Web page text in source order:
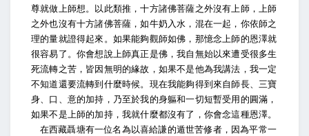
尊就做上師想。以此類推，十方諸佛菩薩之外沒有上師，上師
之外也沒有十方諸佛菩薩，如牛奶入水，混在一起，你依師之
理的量就證得起來。如果能夠觀師如佛，那憶念上師的恩澤就
很容易了。你會想說上師真正是佛，我自無始以來遭受很多生
死流轉之苦，皆因無明的緣故，如果不是他為我講法，我一定
不知道還要流轉到什麼時候。現在我能夠得到來自師長、三寶
身、口、意的加持，乃至於我的身軀和一切短暫受用的圓滿，
如果不是上師的加持，我就什麼都沒有了，你會念這種恩澤。
在西藏聶塘有一位名為以喜給謙的遁世苦修者，因為平常一